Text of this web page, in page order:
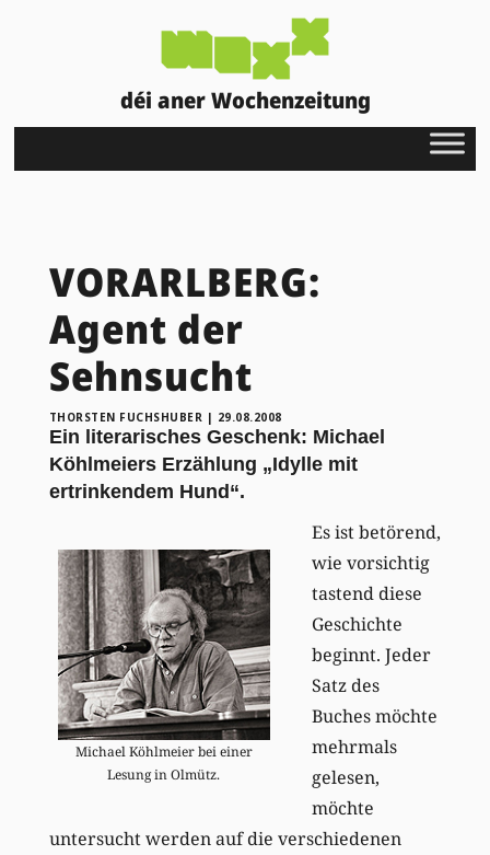
déi aner Wochenzeitung
VORARLBERG:
Agent der
Sehnsucht
THORSTEN FUCHSHUBER | 29.08.2008
Ein literarisches Geschenk: Michael
Köhlmeiers Erzählung „Idylle mit
ertrinkendem Hund“.
Michael Köhlmeier bei einer
Lesung in Olmütz.
Es ist betörend,
wie vorsichtig
tastend diese
Geschichte
beginnt. Jeder
Satz des
Buches möchte
mehrmals
gelesen,
möchte
untersucht werden auf die verschiedenen